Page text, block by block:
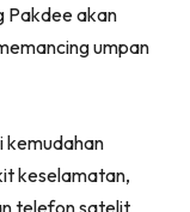
Pakdee akan
umpan
kemudahan
keselamatan,
telefon satelit